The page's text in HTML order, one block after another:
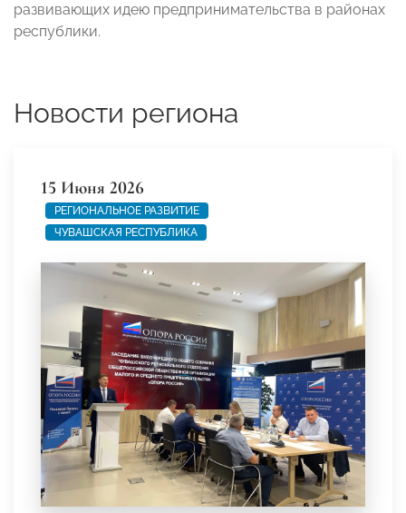
развивающих идею предпринимательства в районах
республики.
Новости региона
15 Июня 2026
РЕГИОНАЛЬНОЕ РАЗВИТИЕ
ЧУВАШСКАЯ РЕСПУБЛИКА